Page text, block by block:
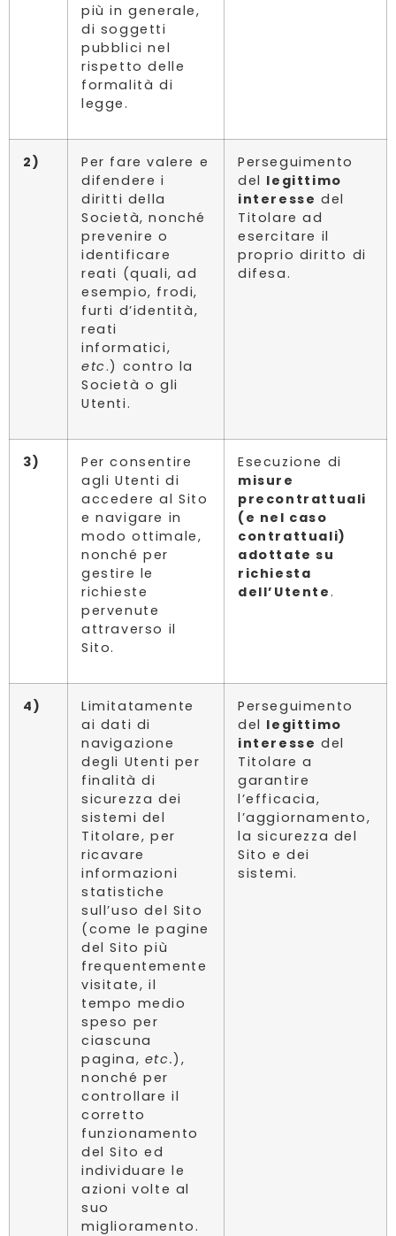
più in generale,
di soggetti
pubblici nel
rispetto delle
formalità di
legge.
2)
Per fare valere e
difendere i
diritti della
Società, nonché
prevenire o
identificare
reati (quali, ad
esempio, frodi,
furti d’identità,
reati
informatici,
etc.) contro la
Società o gli
Utenti.
Perseguimento
del legittimo
interesse del
Titolare ad
esercitare il
proprio diritto di
difesa.
3)
Per consentire
agli Utenti di
accedere al Sito
e navigare in
modo ottimale,
nonché per
gestire le
richieste
pervenute
attraverso il
Sito.
Esecuzione di
misure
precontrattuali
(e nel caso
contrattuali)
adottate su
richiesta
dell’Utente.
4)
Limitatamente
ai dati di
navigazione
degli Utenti per
finalità di
sicurezza dei
sistemi del
Titolare, per
ricavare
informazioni
statistiche
sull’uso del Sito
(come le pagine
del Sito più
frequentemente
visitate, il
tempo medio
speso per
ciascuna
pagina, etc.),
nonché per
controllare il
corretto
funzionamento
del Sito ed
individuare le
azioni volte al
suo
miglioramento.
Perseguimento
del legittimo
interesse del
Titolare a
garantire
l’efficacia,
l’aggiornamento,
la sicurezza del
Sito e dei
sistemi.